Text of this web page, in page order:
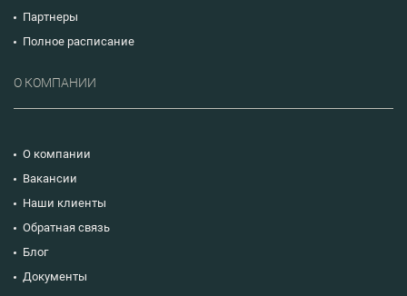
Партнеры
Полное расписание
О КОМПАНИИ
О компании
Вакансии
Наши клиенты
Обратная связь
Блог
Документы